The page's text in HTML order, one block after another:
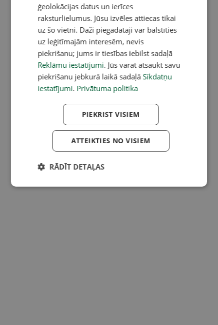
ģeolokācijas datus un ierīces
raksturlielumus. Jūsu izvēles attiecas tikai
uz šo vietni. Daži piegādātāji var balstīties
uz leģitīmajām interesēm, nevis
piekrišanu; jums ir tiesības iebilst sadaļā
Reklāmu iestatījumi. Jūs varat atsaukt savu
piekrišanu jebkurā laikā sadaļā Sīkdatņu
iestatījumi. Privātuma politika
PIEKRIST VISIEM
ATTEIKTIES NO VISIEM
RĀDĪT DETAĻAS